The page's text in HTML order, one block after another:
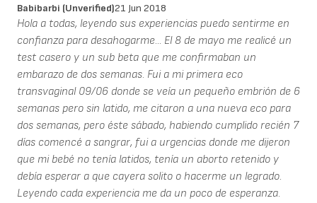
Babibarbi (unverified)21 Jun 2018
Hola a todas, leyendo sus experiencias puedo sentirme en
confianza para desahogarme... El 8 de mayo me realicé un
test casero y un sub beta que me confirmaban un
embarazo de dos semanas. Fui a mi primera eco
transvaginal 09/06 donde se veía un pequeño embrión de 6
semanas pero sin latido, me citaron a una nueva eco para
dos semanas, pero éste sábado, habiendo cumplido recién 7
días comencé a sangrar, fui a urgencias donde me dijeron
que mi bebé no tenía latidos, tenía un aborto retenido y
debía esperar a que cayera solito o hacerme un legrado.
Leyendo cada experiencia me da un poco de esperanza.